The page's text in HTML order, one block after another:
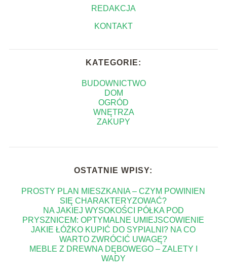
REDAKCJA
KONTAKT
KATEGORIE:
BUDOWNICTWO
DOM
OGRÓD
WNĘTRZA
ZAKUPY
OSTATNIE WPISY:
PROSTY PLAN MIESZKANIA – CZYM POWINIEN
SIĘ CHARAKTERYZOWAĆ?
NA JAKIEJ WYSOKOŚCI PÓŁKA POD
PRYSZNICEM: OPTYMALNE UMIEJSCOWIENIE
JAKIE ŁÓŻKO KUPIĆ DO SYPIALNI? NA CO
WARTO ZWRÓCIĆ UWAGĘ?
MEBLE Z DREWNA DĘBOWEGO – ZALETY I
WADY